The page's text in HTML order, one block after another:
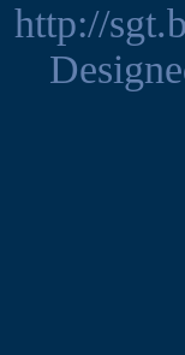
http://